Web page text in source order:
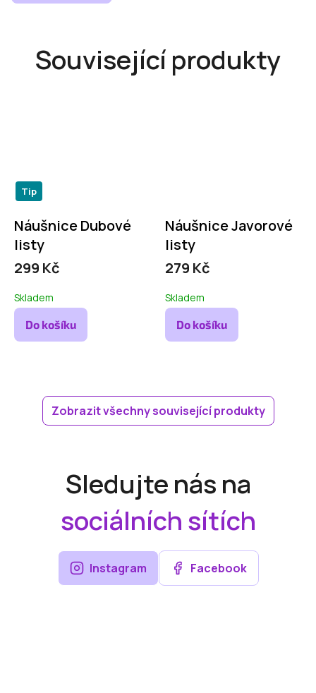
Související produkty
Tip
Náušnice Dubové
listy
299 Kč
Skladem
Do košíku
Náušnice Javorové
listy
279 Kč
Skladem
Do košíku
Zobrazit všechny související produkty
Sledujte nás na
sociálních sítích
Instagram Facebook